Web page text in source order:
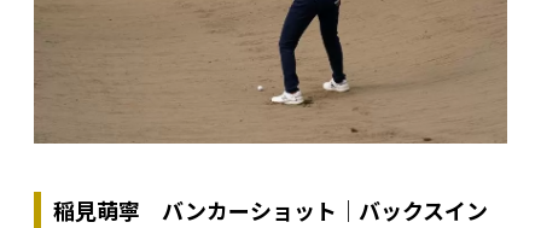
稲見萌寧 バンカーショット｜バックスイン